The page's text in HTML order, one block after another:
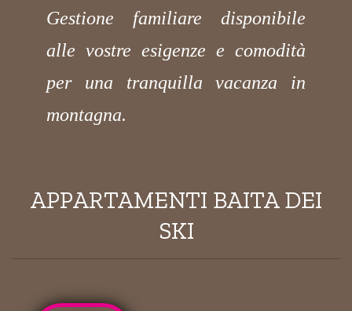
Gestione familiare disponibile
alle vostre esigenze e comodità
per una tranquilla vacanza in
montagna.
APPARTAMENTI BAITA DEI
SKI